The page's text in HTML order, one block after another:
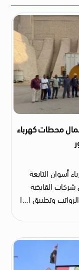
محطات كهرباء
أسوان التابعة
شركات القابضة
الرواتب وتطبيق […]